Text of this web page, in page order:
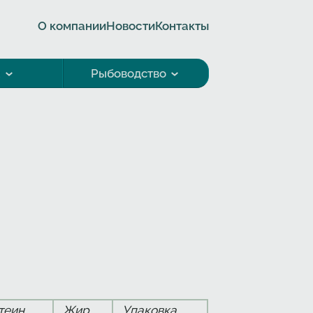
О компанииНовостиКонтакты
Рыбоводство
Жир Упаковка